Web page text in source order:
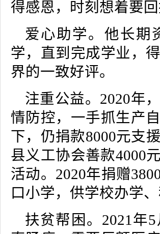
得感恩，时刻想着要回
爱心助学。他长期
学，直到完成学业，
界的一致好评。
注重公益。2020年
情防控，一手抓生产
下，仍捐款8000元支
县义工协会善款4000
活动。2020年捐赠
口小学，供学校办学
扶贫帮困。2021年